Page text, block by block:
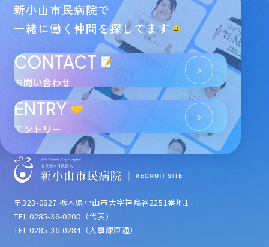
新小山市民病院で
一緒に働く仲間を探してます
CONTACT
お問い合わせ
ENTRY
エントリー
〒323-0827 栃木県小山市大字神鳥谷2251番地1
TEL:0285-36-0200（代表）
TEL:0285-36-0284（人事課直通）